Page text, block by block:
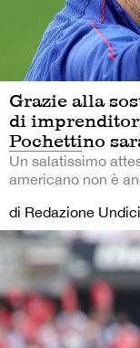
Grazie alla
di
Pochettino
Un salatissimo
americano non è
di Redazione Undici